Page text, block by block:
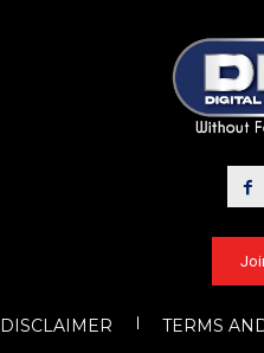
DISCLAIMER TERMS